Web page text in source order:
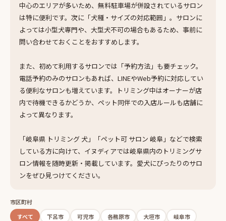
中心のエリアが多いため、無料駐車場が併設されているサロン
は特に便利です。次に「犬種・サイズの対応範囲」。サロンに
よっては小型犬専門や、大型犬不可の場合もあるため、事前に
問い合わせておくことをおすすめします。
また、初めて利用するサロンでは「予約方法」も要チェック。
電話予約のみのサロンもあれば、LINEやWeb予約に対応してい
る便利なサロンも増えています。トリミング中はオーナーが店
内で待機できるかどうか、ペット同伴での入店ルールも店舗に
よって異なります。
「岐阜県 トリミング 犬」「ペット可 サロン 岐阜」などで検索
している方に向けて、イヌディアでは岐阜県内のトリミングサ
ロン情報を随時更新・掲載しています。愛犬にぴったりのサロ
ンをぜひ見つけてください。
市区町村
すべて
下呂市 可児市 各務原市 大垣市
岐阜市